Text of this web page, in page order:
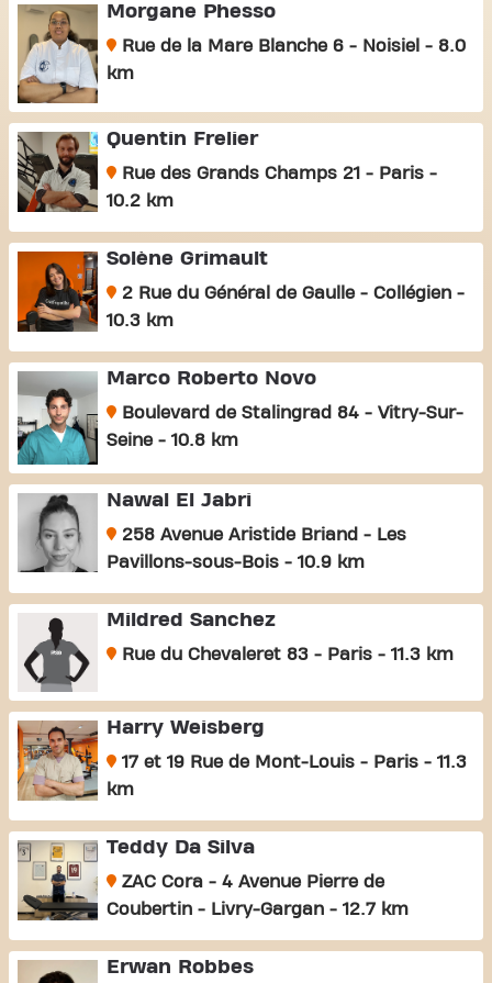
Morgane Phesso
Rue de la Mare Blanche 6 - Noisiel - 8.0
km
Quentin Frelier
Rue des Grands Champs 21 - Paris -
10.2 km
Solène Grimault
2 Rue du Général de Gaulle - Collégien -
10.3 km
Marco Roberto Novo
Boulevard de Stalingrad 84 - Vitry-Sur-
Seine - 10.8 km
Nawal El Jabri
258 Avenue Aristide Briand - Les
Pavillons-sous-Bois - 10.9 km
Mildred Sanchez
Rue du Chevaleret 83 - Paris - 11.3 km
Harry Weisberg
17 et 19 Rue de Mont-Louis - Paris - 11.3
km
Teddy Da Silva
ZAC Cora - 4 Avenue Pierre de
Coubertin - Livry-Gargan - 12.7 km
Erwan Robbes